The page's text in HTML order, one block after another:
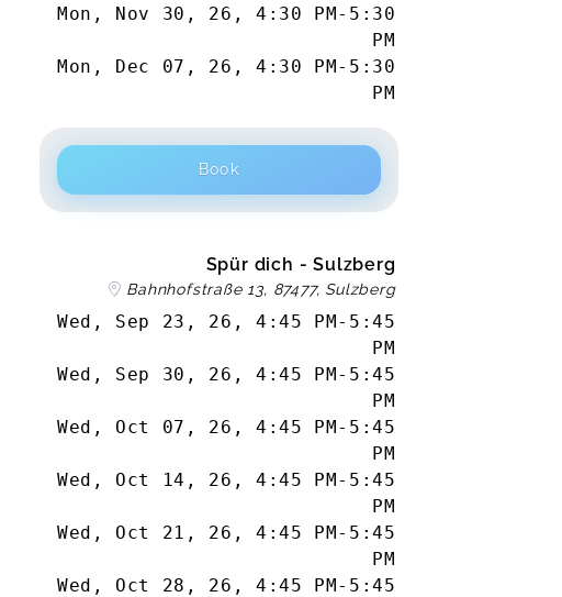
Mon, Nov 30, 26 , 4:30 PM - 5:30
PM
Mon, Dec 07, 26 , 4:30 PM - 5:30
PM
Book
Spür dich - Sulzberg
Bahnhofstraße 13, 87477, Sulzberg
Wed, Sep 23, 26 , 4:45 PM- 5:45
PM
Wed, Sep 30, 26 , 4:45 PM- 5:45
PM
Wed, Oct 07, 26 , 4:45 PM- 5:45
PM
Wed, Oct 14, 26 , 4:45 PM- 5:45
PM
Wed, Oct 21, 26 , 4:45 PM- 5:45
PM
Wed, Oct 28, 26 , 4:45 PM- 5:45